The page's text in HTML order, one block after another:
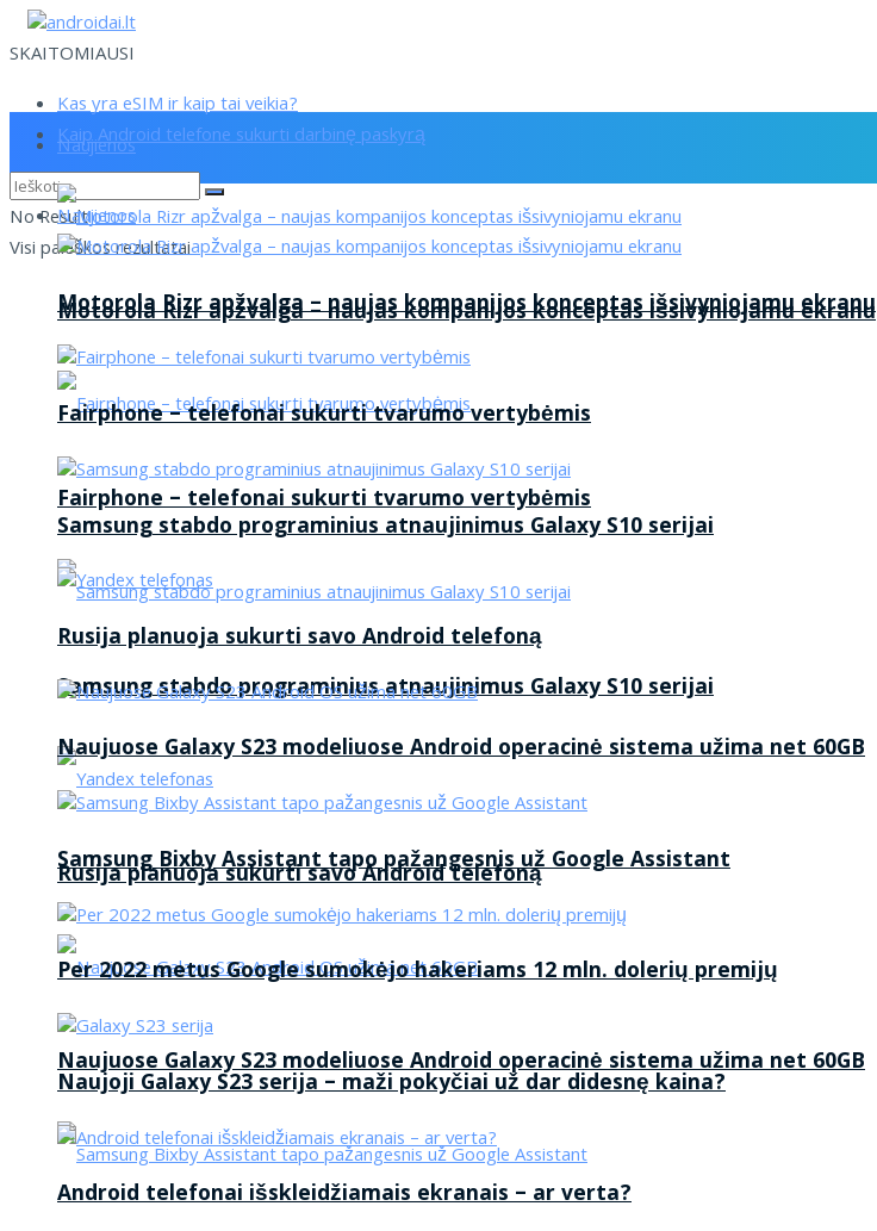
SKAITOMIAUSI
Kas yra eSIM ir kaip tai veikia?
Kaip Android telefone sukurti darbinę paskyrą
No Result
Visi paieškos rezultatai
Naujienos
Motorola Rizr apžvalga – naujas kompanijos konceptas išsivyniojamu ekranu
Fairphone – telefonai sukurti tvarumo vertybėmis
Samsung stabdo programinius atnaujinimus Galaxy S10 serijai
Rusija planuoja sukurti savo Android telefoną
Naujuose Galaxy S23 modeliuose Android operacinė sistema užima net 60GB
Naujienos
Motorola Rizr apžvalga – naujas kompanijos konceptas išsivyniojamu ekranu
Fairphone – telefonai sukurti tvarumo vertybėmis
Samsung stabdo programinius atnaujinimus Galaxy S10 serijai
Rusija planuoja sukurti savo Android telefoną
Naujuose Galaxy S23 modeliuose Android operacinė sistema užima net 60GB
Samsung Bixby Assistant tapo pažangesnis už Google Assistant
Per 2022 metus Google sumokėjo hakeriams 12 mln. dolerių premijų
Naujoji Galaxy S23 serija – maži pokyčiai už dar didesnę kaina?
Android telefonai išskleidžiamais ekranais – ar verta?